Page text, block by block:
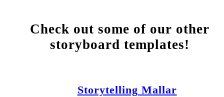
Check out some of our other
storyboard templates!
Storytelling Mallar